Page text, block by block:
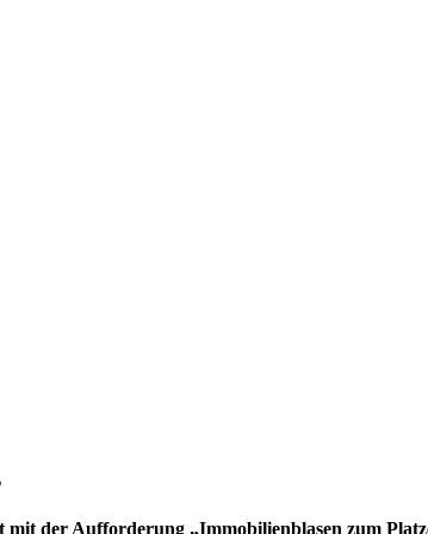
der Aufforderung „Immobilienblasen zum